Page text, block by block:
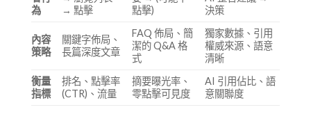
為
→ 點擊
點擊)
決策
內容
策略
關鍵字佈局、
長篇深度文章
FAQ 佈局、簡
潔的 Q&A 格
式
獨家數據、引用
權威來源、語意
清晰
衡量
指標
排名、點擊率
(CTR)、流量
摘要曝光率、
零點擊可見度
AI 引用佔比、語
意關聯度